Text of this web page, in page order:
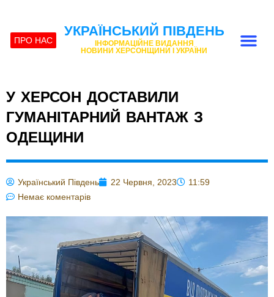
ПРО НАС
УКРАЇНСЬКИЙ ПІВДЕНЬ
ІНФОРМАЦІЙНЕ ВИДАННЯ
НОВИНИ ХЕРСОНЩИНИ І УКРАЇНИ
У ХЕРСОН ДОСТАВИЛИ
ГУМАНІТАРНИЙ ВАНТАЖ З
ОДЕЩИНИ
Український Південь 22 Червня, 2023
11:59
Немає коментарів